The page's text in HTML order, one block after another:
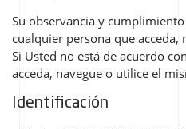
Su observancia y
cualquier persona que acceda,
Si Usted no está de acuerdo
acceda, navegue o utilice el
Identificación